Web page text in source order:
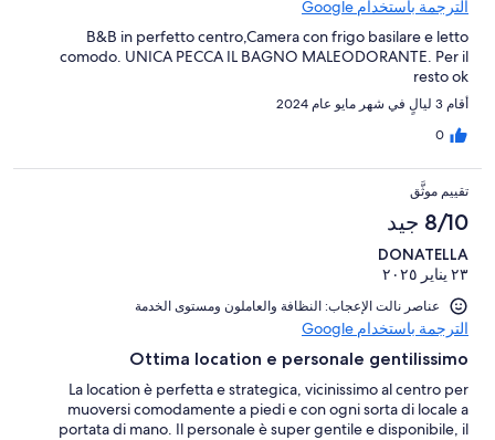
الترجمة باستخدام Google
B&B in perfetto centro,Camera con frigo basilare e letto
comodo. UNICA PECCA IL BAGNO MALEODORANTE. Per il
resto ok
أقام 3 ليالٍ في شهر مايو عام 2024
0
تقييم موثَّق
8/10 جيد
DONATELLA
٢٣ يناير ٢٠٢٥
عناصر نالت الإعجاب: ⁦النظافة⁩ و⁦العاملون ومستوى الخدمة⁩
الترجمة باستخدام Google
Ottima location e personale gentilissimo
La location è perfetta e strategica, vicinissimo al centro per
muoversi comodamente a piedi e con ogni sorta di locale a
portata di mano. Il personale è super gentile e disponibile, il